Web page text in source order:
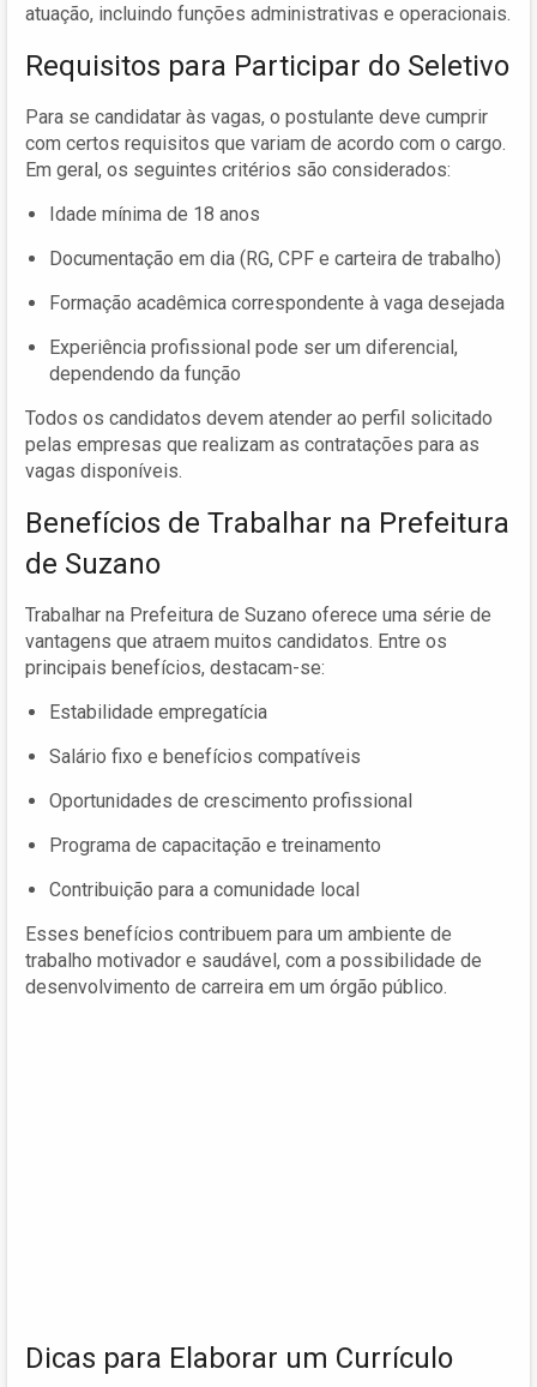
atuação, incluindo funções administrativas e operacionais.
Requisitos para Participar do Seletivo
Para se candidatar às vagas, o postulante deve cumprir
com certos requisitos que variam de acordo com o cargo.
Em geral, os seguintes critérios são considerados:
Idade mínima de 18 anos
Documentação em dia (RG, CPF e carteira de trabalho)
Formação acadêmica correspondente à vaga desejada
Experiência profissional pode ser um diferencial,
dependendo da função
Todos os candidatos devem atender ao perfil solicitado
pelas empresas que realizam as contratações para as
vagas disponíveis.
Benefícios de Trabalhar na Prefeitura
de Suzano
Trabalhar na Prefeitura de Suzano oferece uma série de
vantagens que atraem muitos candidatos. Entre os
principais benefícios, destacam-se:
Estabilidade empregatícia
Salário fixo e benefícios compatíveis
Oportunidades de crescimento profissional
Programa de capacitação e treinamento
Contribuição para a comunidade local
Esses benefícios contribuem para um ambiente de
trabalho motivador e saudável, com a possibilidade de
desenvolvimento de carreira em um órgão público.
Dicas para Elaborar um Currículo